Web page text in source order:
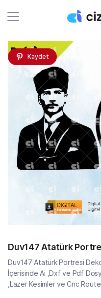
Kaydet
Duv147 Atatürk
Duv147 Atatürk Portresi
İçerisinde Ai ,Dxf ve Pdf
,Lazer Kesimler ve Cnc